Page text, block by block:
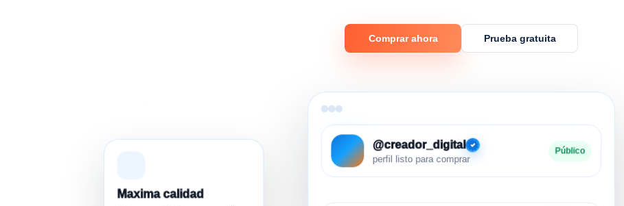
Comprar ahora Prueba gratuita
Maxima calidad
@creador_digital
perfil listo para comprar
Público